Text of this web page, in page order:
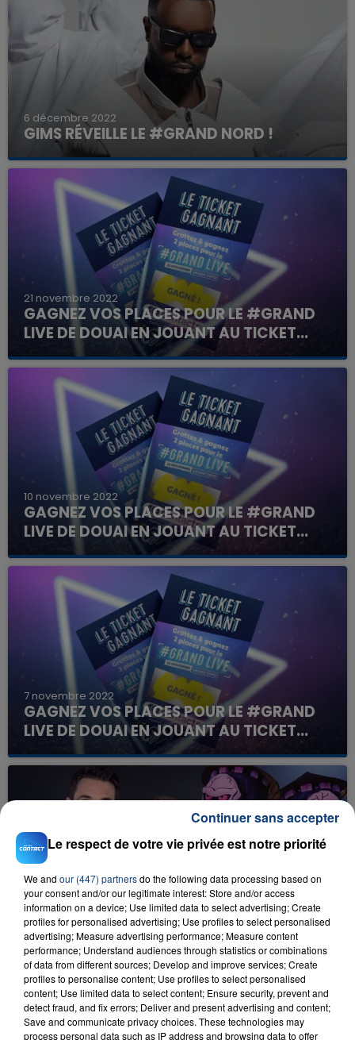
6 décembre 2022
GIMS RÉVEILLE LE #GRAND NORD !
21 novembre 2022
GAGNEZ VOS PLACES POUR LE #GRAND
LIVE DE DOUAI EN JOUANT AU TICKET...
10 novembre 2022
GAGNEZ VOS PLACES POUR LE #GRAND
LIVE DE DOUAI EN JOUANT AU TICKET...
7 novembre 2022
GAGNEZ VOS PLACES POUR LE #GRAND
LIVE DE DOUAI EN JOUANT AU TICKET...
21 octobre 2022
NICO & LILY FÊTENT HALLOWEEN AU PARC
ASTÉRIX !
Le respect de votre vie privée est notre priorité
We and our (447) partnersdo the following data processing based on
your consent and/or our legitimate interest: Store and/or access
information on a device; Use limited data to select advertising; Create
profiles for personalised advertising; Use profiles to select personalised
advertising; Measure advertising performance; Measure content
performance; Understand audiences through statistics or combinations
of data from different sources; Develop and improve services; Create
profiles to personalise content; Use profiles to select personalised
content; Use limited data to select content; Ensure security, prevent and
detect fraud, and fix errors; Deliver and present advertising and content;
Save and communicate privacy choices. These technologies may
process personal data such as IP address and browsing data to offer
Continuer sans accepter